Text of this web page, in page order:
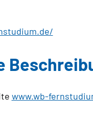
www.wb-